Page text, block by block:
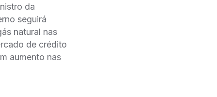
da
seguirá
natural nas
de crédito
aumento nas